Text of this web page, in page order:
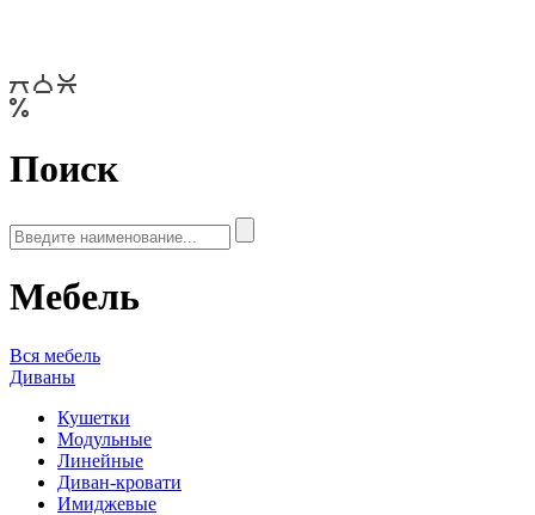
Поиск
Мебель
Вся мебель
Диваны
Кушетки
Модульные
Линейные
Диван-кровати
Имиджевые